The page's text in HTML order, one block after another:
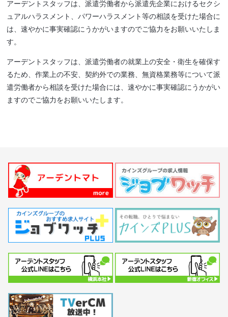
アーデントスタッフは、派遣労働者から派遣先企業におけるセクシ
ュアルハラスメント、パワーハラスメント等の相談を受けた場合に
は、速やかに事実確認にうかがいますのでご協力をお願いいたしま
す。
アーデントスタッフは、派遣労働者の就業上の安全・衛生を確保す
るため、作業上の不安、契約外での業務、無資格業務等について派
遣労働者から相談を受けた場合には、速やかに事実確認にうかがい
ますのでご協力をお願いいたします。